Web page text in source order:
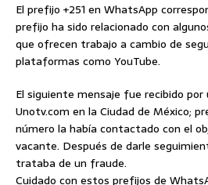
El prefijo +251 en WhatsApp
prefijo ha sido relacionado con
que ofrecen trabajo a cambio de
plataformas como YouTube.
El siguiente mensaje fue recibido
Unotv.com en la Ciudad de México;
número la había contactado con el
vacante. Después de darle
trataba de un fraude.
Cuidado con estos prefijos de